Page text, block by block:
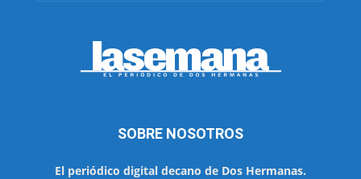
SOBRE NOSOTROS
El periódico digital decano de Dos Hermanas.